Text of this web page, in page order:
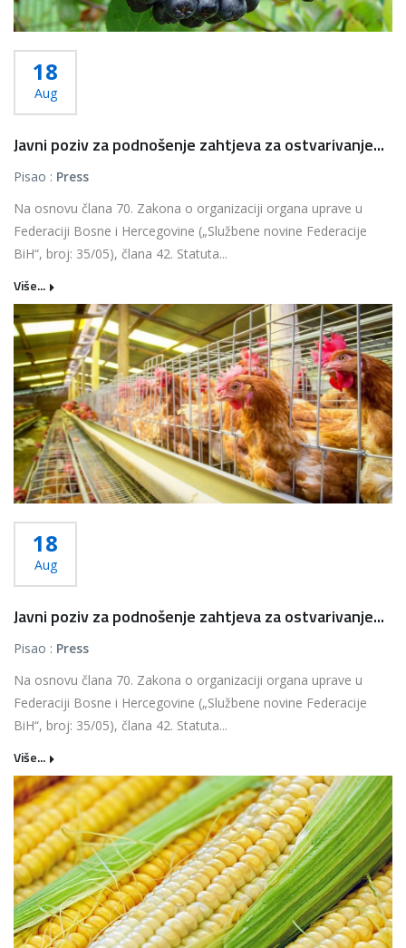
18
Aug
Javni poziv za podnošenje zahtjeva za ostvarivanje...
Pisao : Press
Na osnovu člana 70. Zakona o organizaciji organa uprave u
Federaciji Bosne i Hercegovine („Službene novine Federacije
BiH“, broj: 35/05), člana 42. Statuta...
Više...
18
Aug
Javni poziv za podnošenje zahtjeva za ostvarivanje...
Pisao : Press
Na osnovu člana 70. Zakona o organizaciji organa uprave u
Federaciji Bosne i Hercegovine („Službene novine Federacije
BiH“, broj: 35/05), člana 42. Statuta...
Više...